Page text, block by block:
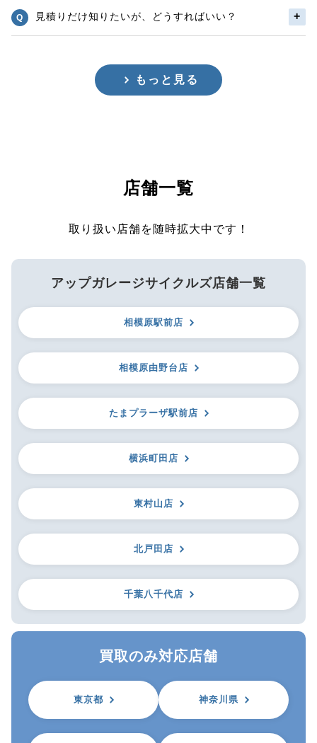
見積りだけ知りたいが、どうすればいい？
もっと見る
店舗一覧
取り扱い店舗を随時拡大中です！
アップガレージサイクルズ店舗一覧
相模原駅前店
相模原由野台店
たまプラーザ駅前店
横浜町田店
東村山店
北戸田店
千葉八千代店
買取のみ対応店舗
東京都 神奈川県